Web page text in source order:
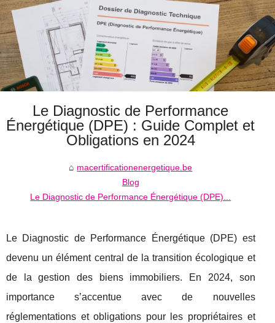
Le Diagnostic de Performance
Énergétique (DPE) : Guide Complet et
Obligations en 2024
macertificationenergetique.be
Blog
Le Diagnostic de Performance Énergétique (DPE)...
Le Diagnostic de Performance Énergétique (DPE) est
devenu un élément central de la transition écologique et
de la gestion des biens immobiliers. En 2024, son
importance s’accentue avec de nouvelles
réglementations et obligations pour les propriétaires et